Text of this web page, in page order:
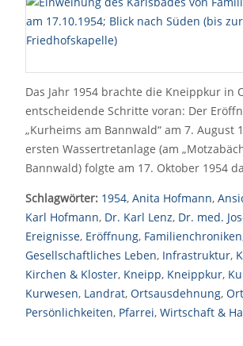
Das Jahr 1954 brachte die Kneippkur in
entscheidende Schritte voran: Der
„Kurheims am Bannwald“ am 7. August
ersten Wassertretanlage (am
Bannwald) folgte am 17. Oktober 1954
Schlagwörter: 1954, Anita Hofmann,
Karl Hofmann, Dr. Karl Lenz, Dr. med.
Ereignisse, Eröffnung, Familienchroniken
Gesellschaftliches Leben, Infrastruktur,
Kirchen & Kloster, Kneipp, Kneippkur,
Kurwesen, Landrat, Ortsausdehnung,
Persönlichkeiten, Pfarrei, Wirtschaft &